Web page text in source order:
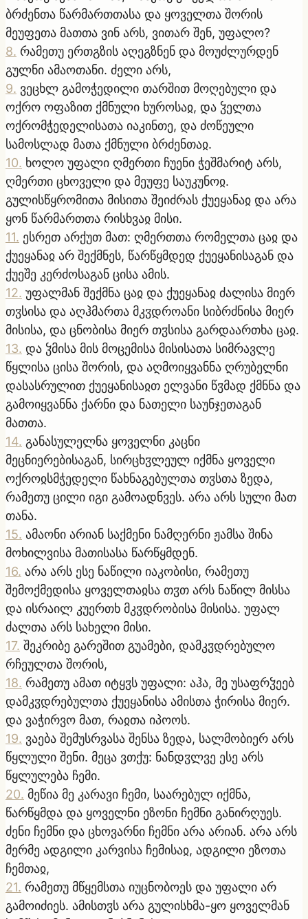
ბრძენთა წარმართთასა და ყოველთა შორის
მეუფეთა მათთა ვინ არს, ვითარ შენ, უფალო?
8. რამეთუ ერთგზის აღეგზნენ და მოუძლურდენ
გულნი ამაოთანი. ძელი არს,
9. ვეცხლ გამოჭედილი თარშით მოღებული და
ოქრო ოფაზით ქმნული ხუროსაჲ, და ჴელთა
ოქრომჭედელისათა იაკინთე, და ძოწეული
სამოსლად მათა ქმნული ბრძენთაჲ.
10. ხოლო უფალი ღმერთი ჩუენი ჭეშმარიტ არს,
ღმერთი ცხოველი და მეუფე საუკუნოჲ.
გულისწყრომითა მისითა შეიძრას ქუეყანაჲ და არა
ყონ წარმართთა რისხვაჲ მისი.
11. ესრეთ არქუთ მათ: ღმერთთა რომელთა ცაჲ და
ქუეყანაჲ არ შექმნეს, წარწყმდედ ქუეყანისაგან და
ქუეშე კერძოსაგან ცისა ამის.
12. უფალმან შექმნა ცაჲ და ქუეყანაჲ ძალისა მიერ
თჳსისა და აღჰმართა მკჳდროანი სიბრძნისა მიერ
მისისა, და ცნობისა მიერ თჳსისა გარდაართხა ცაჲ.
13. და ჴმისა მის მოცემისა მისისათა სიმრავლე
წყლისა ცისა შორის, და აღმოიყვანნა ღრუბელნი
დასასრულით ქუეყანისაჲთ ელვანი წჳმად ქმნნა და
გამოიყვანნა ქარნი და ნათელი საუნჯეთაგან
მათთა.
14. განასულელნა ყოველნი კაცნი
მეცნიერებისაგან, სირცხჳლეულ იქმნა ყოველი
ოქროჲსმჭედელი წახნაგებულთა თჳსთა ზედა,
რამეთუ ცილი იგი გამოადნვეს. არა არს სული მათ
თანა.
15. ამაონი არიან საქმენი ნამღერნი ჟამსა შინა
მოხილვისა მათისასა წარწყმდენ.
16. არა არს ესე ნაწილი იაკობისი, რამეთუ
შემოქმედისა ყოველთაჲსა თჳთ არს ნაწილ მისსა
და ისრაილ კუერთხ მკჳდრობისა მისისა. უფალ
ძალთა არს სახელი მისი.
17. შეკრიბე გარეშით გუამები, დამკჳდრებულო
რჩეულთა შორის,
18. რამეთუ ამათ იტყჳს უფალი: აჰა, მე უსაფრჴეებ
დამკჳდრებულთა ქუეყანისა ამისთა ჭირისა მიერ.
და ვაჭირვო მათ, რაჲთა იპოოს.
19. ვაება შემუსრვასა შენსა ზედა, სალმობიერ არს
წყლული შენი. მეცა ვთქუ: ნანდჳლვე ესე არს
წყლულება ჩემი.
20. მეწია მე კარავი ჩემი, საარებულ იქმნა,
წარწყმდა და ყოველნი ეზონი ჩემნი განირღუეს.
ძენი ჩემნი და ცხოვარნი ჩემნი არა არიან. არა არს
მერმე ადგილი კარვისა ჩემისაჲ, ადგილი ეზოთა
ჩემთაჲ,
21. რამეთუ მწყემსთა იუცნობოეს და უფალი არ
გამოიძიეს. ამისთჳს არა გულისხმა-ყო ყოველმან